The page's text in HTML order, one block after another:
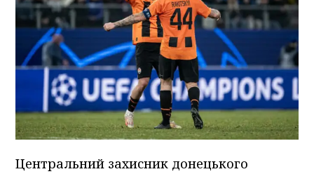
Центральний захисник донецького